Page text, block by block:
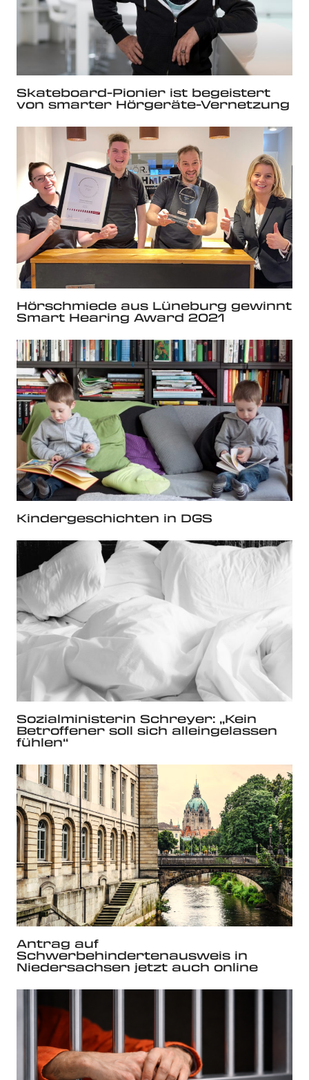
Skateboard-Pionier ist begeistert
von smarter Hörgeräte-Vernetzung
Hörschmiede aus Lüneburg gewinnt
Smart Hearing Award 2021
Kindergeschichten in DGS
Sozialministerin Schreyer: „Kein
Betroffener soll sich alleingelassen
fühlen“
Antrag auf
Schwerbehindertenausweis in
Niedersachsen jetzt auch online